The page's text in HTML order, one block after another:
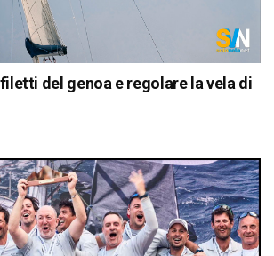
del genoa e regolare la vela di